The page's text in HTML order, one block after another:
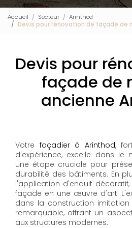
Accueil Secteur
Arinthod
Devis pour rénovation de façade de
Devis pour
façade de
ancienne
Votre façadier à Arinthod,
d'expérience, excelle dans le
une étape cruciale pour
durabilité des bâtiments. En
l'application d'enduit
façade en une œuvre d'art.
dans la construction
remarquable, offrant un
aux structures modernes.